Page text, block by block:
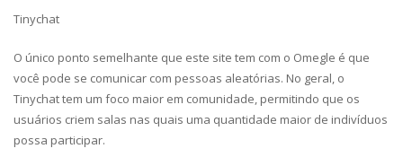
Tinychat
O único ponto semelhante que este site tem com o Omegle é que
você pode se comunicar com pessoas aleatórias. No geral, o
Tinychat tem um foco maior em comunidade, permitindo que os
usuários criem salas nas quais uma quantidade maior de indivíduos
possa participar.